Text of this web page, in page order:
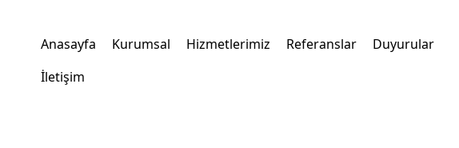
Anasayfa Kurumsal Hizmetlerimiz Referanslar
Duyurular
İletişim